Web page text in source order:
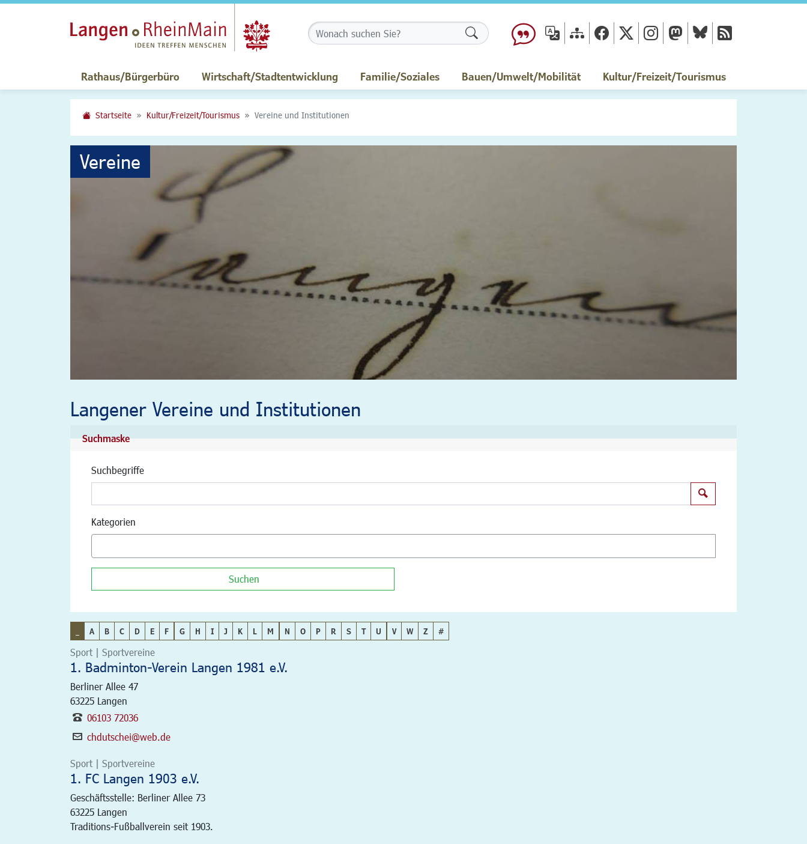
Formularschaltfläche
Rathaus/Bürgerbüro Wirtschaft/Stadtentwicklung Familie/Soziales Bauen/Umwelt/Mobilität Kultur/Freizeit/Tourismus
Startseite Kultur/Freizeit/Tourismus Vereine und Institutionen
Vereine
Langener Vereine und Institutionen
Suchmaske
Suchbegriffe
Kategorien
Suchen
A B C D E F G H I J K L M N O P R S T U V W Z #
Sport | Sportvereine
1. Badminton-Verein Langen 1981 e.V.
Berliner Allee 47
63225 Langen
06103 72036
chdutschei@web.de
Sport | Sportvereine
1. FC Langen 1903 e.V.
Geschäftsstelle: Berliner Allee 73
63225 Langen
Traditions-Fußballverein seit 1903.